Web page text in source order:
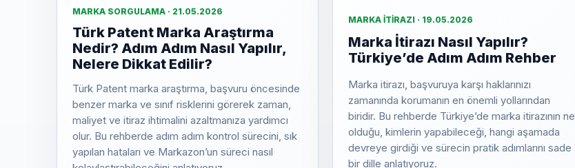
MARKA SORGULAMA · 21.05.2026
Türk Patent Marka Araştırma
Nedir? Adım Adım Nasıl Yapılır,
Nelere Dikkat Edilir?
Türk Patent marka araştırma, başvuru öncesinde
benzer marka ve sınıf risklerini görerek zaman,
maliyet ve itiraz ihtimalini azaltmanıza yardımcı
olur. Bu rehberde adım adım kontrol sürecini, sık
yapılan hataları ve Markazon’un süreci nasıl
MARKA İTIRAZI · 19.05.2026
Marka İtirazı Nasıl Yapılır?
Türkiye’de Adım Adım Rehber
Marka itirazı, başvuruya karşı haklarınızı
zamanında korumanın en önemli yollarından
biridir. Bu rehberde Türkiye’de marka itirazının ne
olduğu, kimlerin yapabileceği, hangi aşamada
devreye girdiği ve sürecin pratik adımlarını sade
bir dille anlatıyoruz.